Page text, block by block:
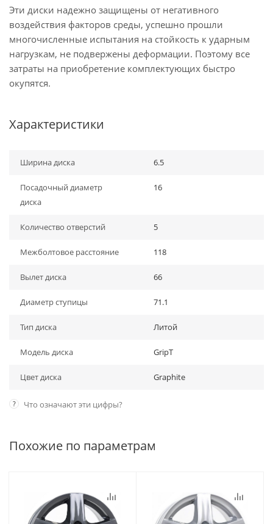
Эти диски надежно защищены от негативного
воздействия факторов среды, успешно прошли
многочисленные испытания на стойкость к ударным
нагрузкам, не подвержены деформации. Поэтому все
затраты на приобретение комплектующих быстро
окупятся.
Характеристики
Ширина диска 6.5
Посадочный диаметр
диска
16
Количество отверстий 5
Межболтовое расстояние 118
Вылет диска 66
Диаметр ступицы 71.1
Тип диска Литой
Модель диска GripT
Цвет диска Graphite
? Что означают эти цифры?
Похожие по параметрам